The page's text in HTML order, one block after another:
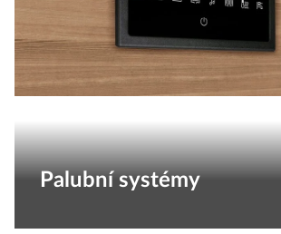
Palubní systémy